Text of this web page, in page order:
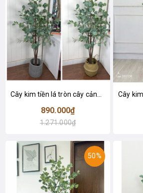
890.000₫
1.271.000₫
50%